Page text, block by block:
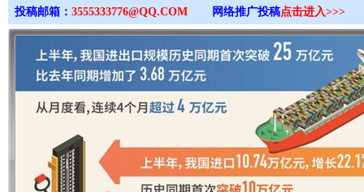
投稿邮箱： 3555333776@QQ.COM 网络推广投稿点击进入>>>